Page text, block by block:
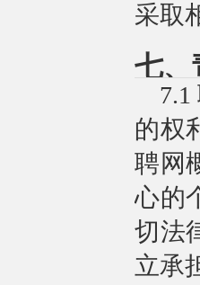
采取
七、
的权
聘网
心的
切法
立承